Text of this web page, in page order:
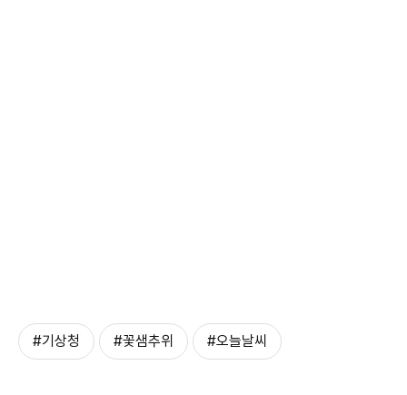
#기상청 #꽃샘추위 #오늘날씨